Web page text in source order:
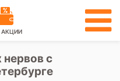
АКЦИИ
с